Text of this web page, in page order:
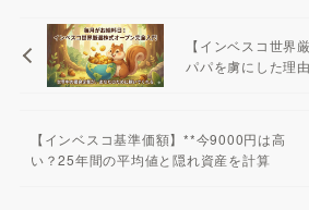
【インベスコ世界
パパを虜にした理
【インベスコ基準価額】**今9000円は高
い？25年間の平均値と隠れ資産を計算